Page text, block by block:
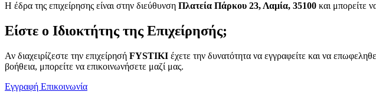
H έδρα της επιχείρησης είναι στην διεύθυνση Πλατεία Πάρκου 23, Λαμία, 35100 και μπορείτε
Είστε ο Ιδιοκτήτης της Επιχείρησής;
Αν διαχειρίζεστε την επιχείρησή FYSTIKI έχετε την δυνατότητα να εγγραφείτε και να
βοήθεια, μπορείτε να επικοινωνήσετε μαζί μας.
Εγγραφή Επικοινωνία